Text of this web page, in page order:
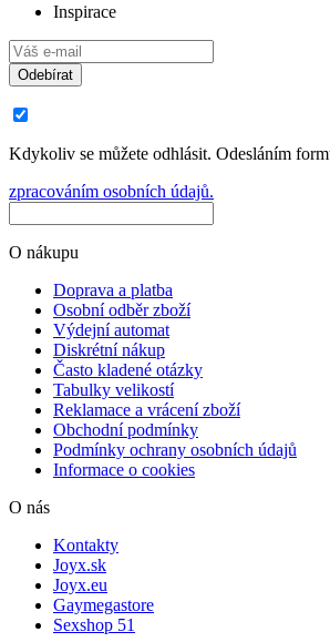
Inspirace
Odebírat
Kdykoliv se můžete odhlásit. Odesláním
zpracováním osobních údajů.
O nákupu
Doprava a platba
Osobní odběr zboží
Výdejní automat
Diskrétní nákup
Často kladené otázky
Tabulky velikostí
Reklamace a vrácení zboží
Obchodní podmínky
Podmínky ochrany osobních údajů
Informace o cookies
O nás
Kontakty
Joyx.sk
Joyx.eu
Gaymegastore
Sexshop 51